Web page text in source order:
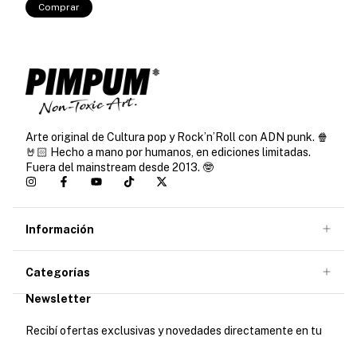
Comprar
Arte original de Cultura pop y Rock’n’Roll con ADN punk. 🍿
🤘🏻 Hecho a mano por humanos, en ediciones limitadas.
Fuera del mainstream desde 2013. 🤓
Información
Categorías
Newsletter
Recibí ofertas exclusivas y novedades directamente en tu